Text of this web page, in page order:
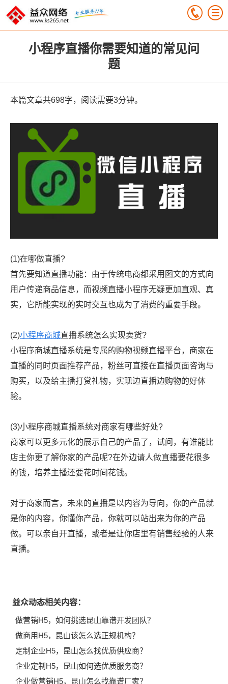
小程序直播你需要知道的常见问
题
本篇文章共698字，阅读需要3分钟。
(1)在哪做直播?
首先要知道直播功能：由于传统电商都采用图文的方式向
用户传递商品信息，而视频直播小程序无疑更加直观、真
实，它所能实现的实时交互也成为了消费的重要手段。
(2)小程序商城直播系统怎么实现卖货?
小程序商城直播系统是专属的购物视频直播平台，商家在
直播的同时页面推荐产品，粉丝可直接在直播页面咨询与
购买，以及给主播打赏礼物，实现边直播边购物的好体
验。
(3)小程序商城直播系统对商家有哪些好处?
商家可以更多元化的展示自己的产品了，试问，有谁能比
店主你更了解你家的产品呢?在外边请人做直播要花很多
的钱，培养主播还要花时间花钱。
对于商家而言，未来的直播是以内容为导向，你的产品就
是你的内容，你懂你产品，你就可以站出来为你的产品
做。可以亲自开直播，或者是让你店里有销售经验的人来
直播。
益众动态相关内容：
做营销H5，如何挑选昆山靠谱开发团队？
做商用H5，昆山该怎么选正规机构？
定制企业H5，昆山怎么找优质供应商？
企业定制H5，昆山如何选优质服务商？
企业做营销H5，昆山怎么找靠谱厂家？